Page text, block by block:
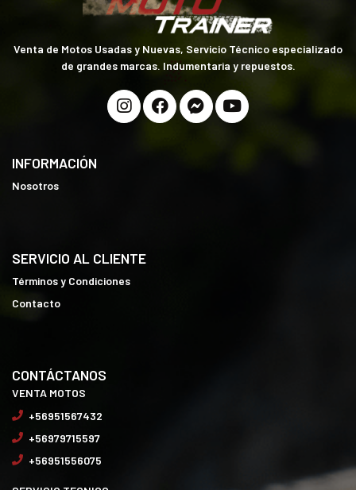
Venta de Motos Usadas y Nuevas, Servicio Técnico especializado
de grandes marcas. Indumentaria y repuestos.
INFORMACIÓN
Nosotros
SERVICIO AL CLIENTE
Términos y Condiciones
Contacto
CONTÁCTANOS
VENTA MOTOS
+56951567432
+56979715597
+56951556075